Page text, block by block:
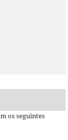
os seguintes